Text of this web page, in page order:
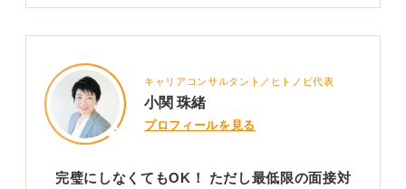
0
キャリアコンサルタント／ヒトノビ代表
小関 珠緒
プロフィールを見る
完璧にしなくてもOK！ ただし最低限の面接対